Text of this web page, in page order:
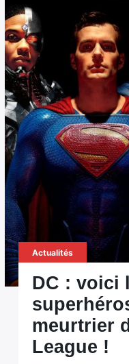
Actualités
DC : voici
meurtrier
League !